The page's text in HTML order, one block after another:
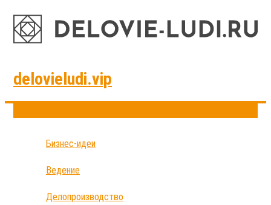
delovieludi.vip
Бизнес-идеи
Ведение
Делопроизводство